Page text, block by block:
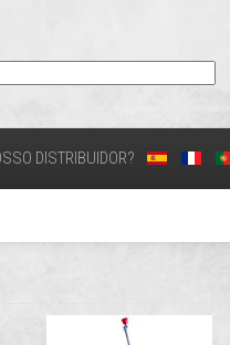
DISTRIBUIDOR?